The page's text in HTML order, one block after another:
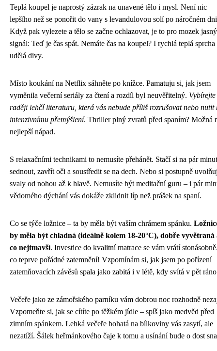
Teplá koupel je naprostý zázrak na unavené tělo i mysl. Není nic
lepšího než se ponořit do vany s levandulovou solí po náročném
Když pak vylezete a tělo se začne ochlazovat, je to pro mozek jasný
signál: Teď je čas spát. Nemáte čas na koupel? I rychlá teplá sprcha
udělá divy.
Místo koukání na Netflix sáhněte po knížce. Pamatuju si, jak jsem
vyměnila večerní seriály za čtení a rozdíl byl neuvěřitelný. Vybírejte
raději lehčí literaturu, která vás nebude příliš rozrušovat nebo nutit
intenzivnímu přemýšlení. Thriller plný zvratů před spaním? Možná
nejlepší nápad.
S relaxačními technikami to nemusíte přehánět. Stačí si na pár minut
sednout, zavřít oči a soustředit se na dech. Nebo si postupně
svaly od nohou až k hlavě. Nemusíte být meditační guru – i pár
vědomého dýchání vás dokáže zklidnit líp než prášek na spaní.
Co se týče ložnice – ta by měla být vaším chrámem spánku.
by měla být chladná (ideálně kolem 18-20°C), dobře vyvětraná
co nejtmavší. Investice do kvalitní matrace se vám vrátí
co teprve pořádné zatemnění! Vzpomínám si, jak jsem po pořízení
zatemňovacích závěsů spala jako zabitá i v létě, kdy svítá v pět
Večeře jako ze zámořského parníku vám dobrou noc rozhodně
Vzpomeňte si, jak se cítíte po těžkém jídle – spíš jako medvěd před
zimním spánkem. Lehká večeře bohatá na bílkoviny vás zasytí, ale
nezatíží. Šálek heřmánkového čaje k tomu a usínání bude o dost